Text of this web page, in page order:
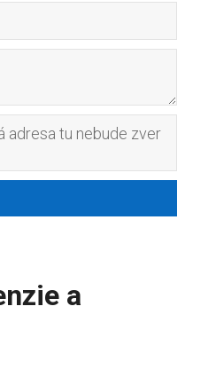
adresa tu nebude zver
a